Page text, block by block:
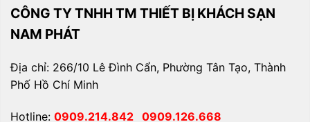
CÔNG TY TNHH TM THIẾT BỊ KHÁCH SẠN
NAM PHÁT
Địa chỉ: 266/10 Lê Đình Cẩn, Phường Tân Tạo, Thành
Phố Hồ Chí Minh
Hotline: 0909.214.842 0909.126.668